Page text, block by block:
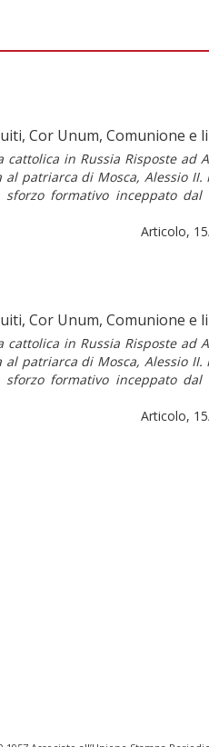
Cor Unum, Comunione e
cattolica in Russia Risposte ad
patriarca di Mosca, Alessio II.
formativo inceppato dal
Articolo,
Cor Unum, Comunione e
cattolica in Russia Risposte ad
patriarca di Mosca, Alessio II.
formativo inceppato dal
Articolo,